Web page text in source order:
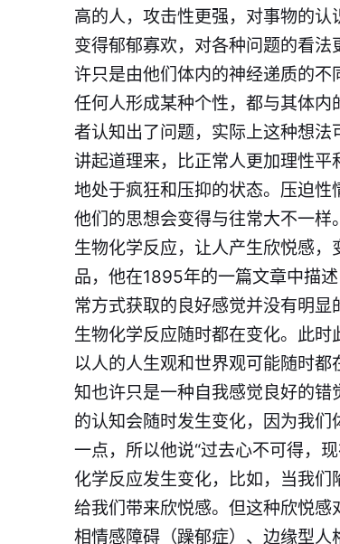
高的人，攻击性更强，对事物的
变得郁郁寡欢，对各种问题的看
许只是由他们体内的神经递质的不
任何人形成某种个性，都与其体
者认知出了问题，实际上这种想法
讲起道理来，比正常人更加理性
地处于疯狂和压抑的状态。压迫性
他们的思想会变得与往常大不一
生物化学反应，让人产生欣悦感
品，他在1895年的一篇文章中描
常方式获取的良好感觉并没有明
生物化学反应随时都在变化。此
以人的人生观和世界观可能随时
知也许只是一种自我感觉良好的错
的认知会随时发生变化，因为我
一点，所以他说“过去心不可得，
化学反应发生变化，比如，当我
给我们带来欣悦感。但这种欣悦
相情感障碍（躁郁症）、边缘型